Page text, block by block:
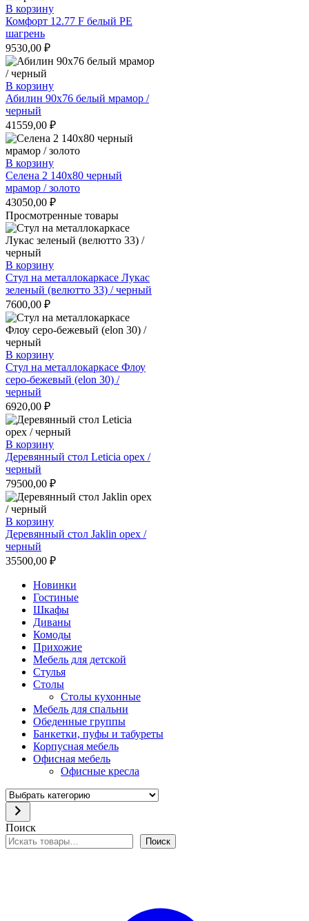
В корзину
Комфорт 12.77 F белый РЕ
шагрень
9530,00 ₽
В корзину
Абилин 90х76 белый мрамор /
черный
41559,00 ₽
В корзину
Селена 2 140х80 черный
мрамор / золото
43050,00 ₽
Просмотренные товары
В корзину
Стул на металлокаркасе Лукас
зеленый (велютто 33) / черный
7600,00 ₽
В корзину
Стул на металлокаркасе Флоу
серо-бежевый (elon 30) /
черный
6920,00 ₽
В корзину
Деревянный стол Leticia орех /
черный
79500,00 ₽
В корзину
Деревянный стол Jaklin орех /
черный
35500,00 ₽
Новинки
Гостиные
Шкафы
Диваны
Комоды
Прихожие
Мебель для детской
Стулья
Столы
Столы кухонные
Мебель для спальни
Обеденные группы
Банкетки, пуфы и табуреты
Корпусная мебель
Офисная мебель
Офисные кресла
Выбрать
категорию
Поиск
Поиск